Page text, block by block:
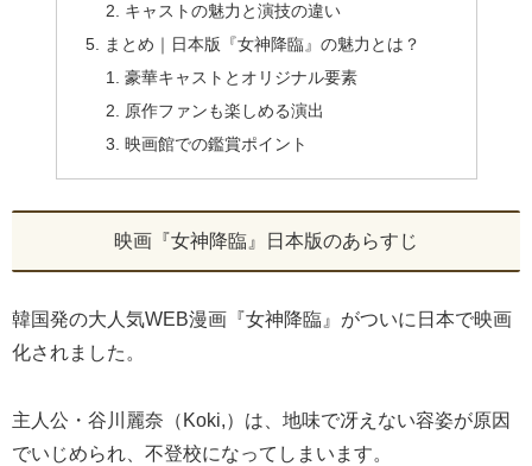
キャストの魅力と演技の違い
まとめ｜日本版『女神降臨』の魅力とは？
豪華キャストとオリジナル要素
原作ファンも楽しめる演出
映画館での鑑賞ポイント
映画『女神降臨』日本版のあらすじ
韓国発の大人気WEB漫画『女神降臨』がついに日本で映画
化されました。
主人公・谷川麗奈（Koki,）は、地味で冴えない容姿が原因
でいじめられ、不登校になってしまいます。